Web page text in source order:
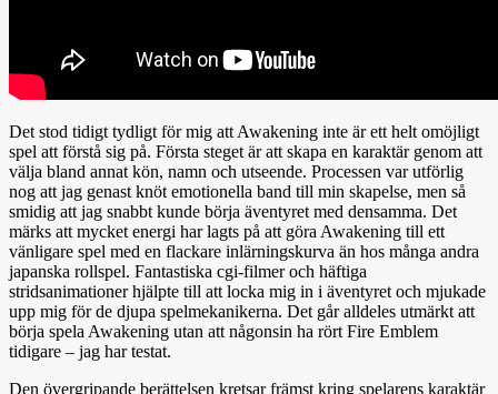
Det stod tidigt tydligt för mig att Awakening inte är ett helt omöjligt
spel att förstå sig på. Första steget är att skapa en karaktär genom att
välja bland annat kön, namn och utseende. Processen var utförlig
nog att jag genast knöt emotionella band till min skapelse, men så
smidig att jag snabbt kunde börja äventyret med densamma. Det
märks att mycket energi har lagts på att göra Awakening till ett
vänligare spel med en flackare inlärningskurva än hos många andra
japanska rollspel. Fantastiska cgi-filmer och häftiga
stridsanimationer hjälpte till att locka mig in i äventyret och mjukade
upp mig för de djupa spelmekanikerna. Det går alldeles utmärkt att
börja spela Awakening utan att någonsin ha rört Fire Emblem
tidigare – jag har testat.
Den övergripande berättelsen kretsar främst kring spelarens karaktär